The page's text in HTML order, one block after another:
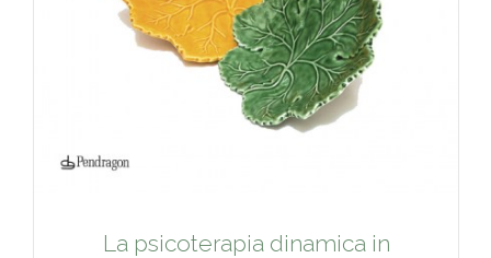
La psicoterapia dinamica in